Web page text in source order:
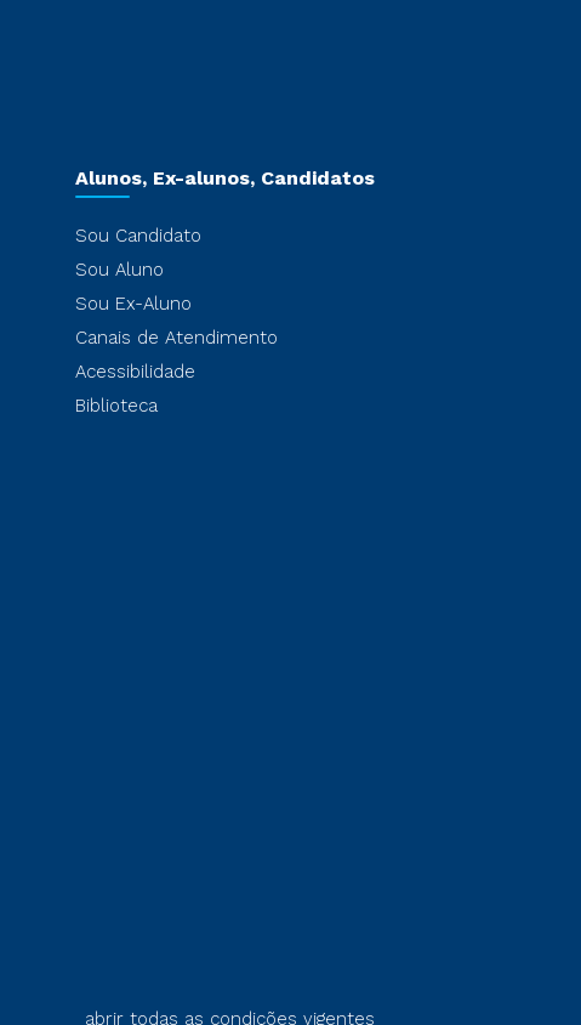
Alunos, Ex-alunos, Candidatos
Sou Candidato
Sou Aluno
Sou Ex-Aluno
Canais de Atendimento
Acessibilidade
Biblioteca
abrir todas as condições vigentes